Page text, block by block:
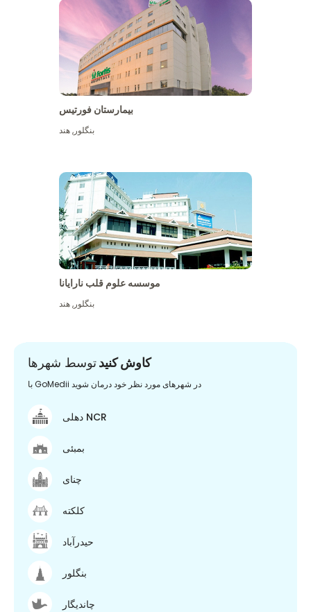
بیمارستان فورتیس
بنگلور,هند
موسسه علوم قلب نارایانا
بنگلور,هند
کاوش کنیدتوسط شهرها
با GoMedii در شهرهای مورد نظر خود درمان شوید
دهلی NCR
بمبئی
چنای
کلکته
حیدرآباد
بنگلور
چاندیگار